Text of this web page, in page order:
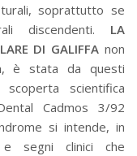
soprattutto se
discendenti. LA
DI GALIFFA non
è stata da questi
scientifica
Cadmos 3/92
si intende, in
segni clinici che